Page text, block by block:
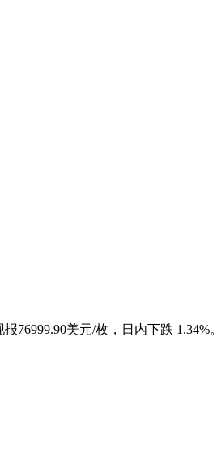
76999.90美元/枚，日内下跌 1.34%。